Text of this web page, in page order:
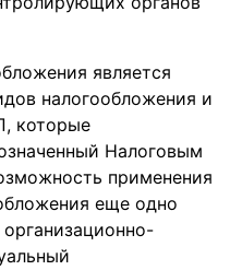
является
налогообложения и
которые
Налоговым
применения
еще одно